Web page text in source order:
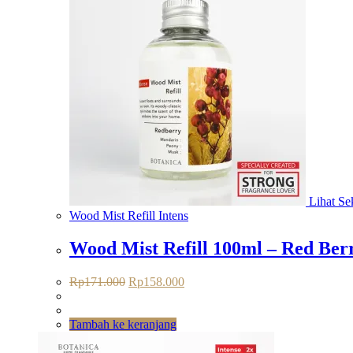
Lihat
Wood Mist Refill Intens
Wood Mist Refill 100ml – Red
Rp171.000 Harga
Rp171.000.
Rp158.000Harga
Tambah ke keranjang